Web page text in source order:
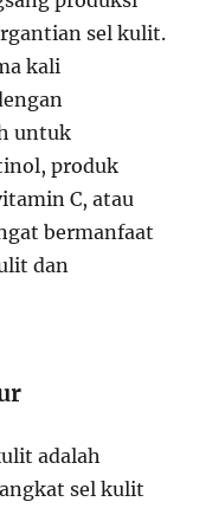
sel kulit.
kali
untuk
produk
C, atau
bermanfaat
dan
adalah
sel kulit